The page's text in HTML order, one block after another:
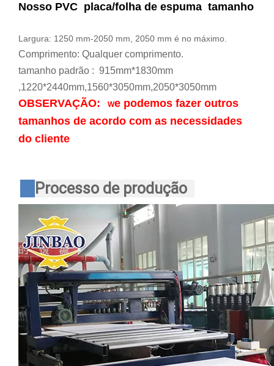
Nosso PVC placa/folha de espuma tamanho
Largura: 1250 mm-2050 mm, 2050 mm é no máximo.
Comprimento: Qualquer comprimento.
tamanho padrão : 915mm*1830mm
,1220*2440mm,1560*3050mm,2050*3050mm
OBSERVAÇÃO: We podemos fazer outros
tamanhos de acordo com as necessidades
do cliente
Processo de produção